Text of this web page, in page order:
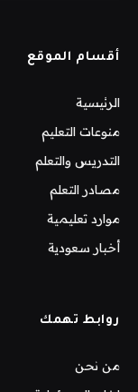
أقسام الموقع
الرئيسية
منوعات التعليم
التدريس والتعلم
مصادر التعلم
موارد تعليمية
أخبار سعودية
روابط تهمك
من نحن